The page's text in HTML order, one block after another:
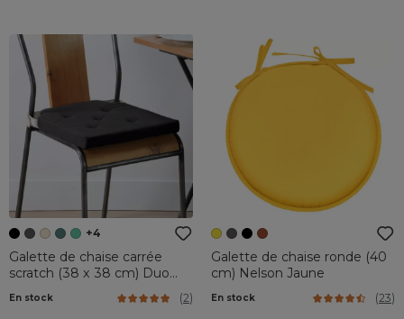
+4
Galette de chaise carrée
scratch (38 x 38 cm) Duo
En stock (2)
Galette de chaise ronde (40
cm) Nelson Jaune
En stock (23)